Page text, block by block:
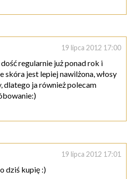
19 lipca 2012 17:00
regularnie już ponad rok i
skóra jest lepiej nawilżona, włosy
dlatego ja również polecam
19 lipca 2012 17:01
dziś kupię :)